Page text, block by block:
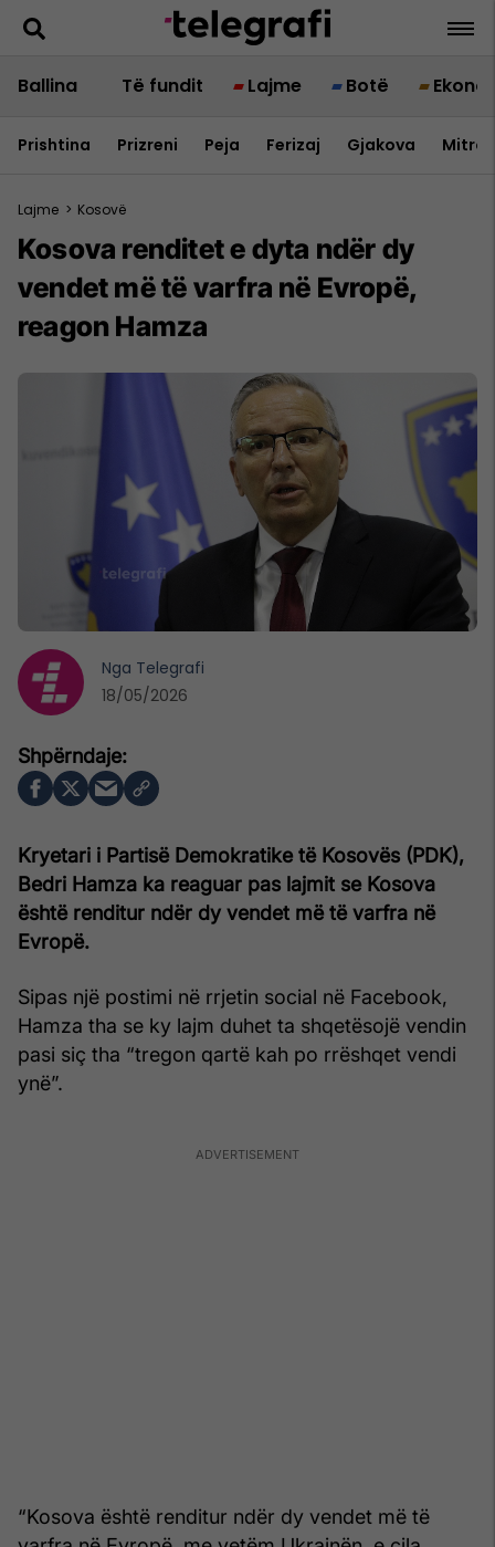
Ballina Të fundit Lajme Botë
Prishtina Prizreni Peja Ferizaj Gjakova
Lajme > Kosovë
Kosova renditet e dyta ndër dy
vendet më të varfra në Evropë,
reagon Hamza
Kryetari i Partisë Demokratike të Kosovës (PDK),
Bedri Hamza ka reaguar pas lajmit se Kosova
është renditur ndër dy vendet më të varfra në
Evropë.
Sipas një postimi në rrjetin social në Facebook,
Hamza tha se ky lajm duhet ta shqetësojë vendin
pasi siç tha “tregon qartë kah po rrëshqet vendi
ynë”.
“Kosova është renditur ndër dy vendet më të
Nga Telegrafi
18/05/2026